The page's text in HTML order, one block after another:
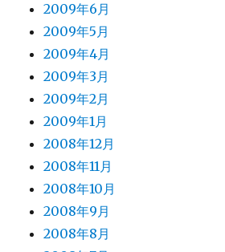
2009年6月
2009年5月
2009年4月
2009年3月
2009年2月
2009年1月
2008年12月
2008年11月
2008年10月
2008年9月
2008年8月